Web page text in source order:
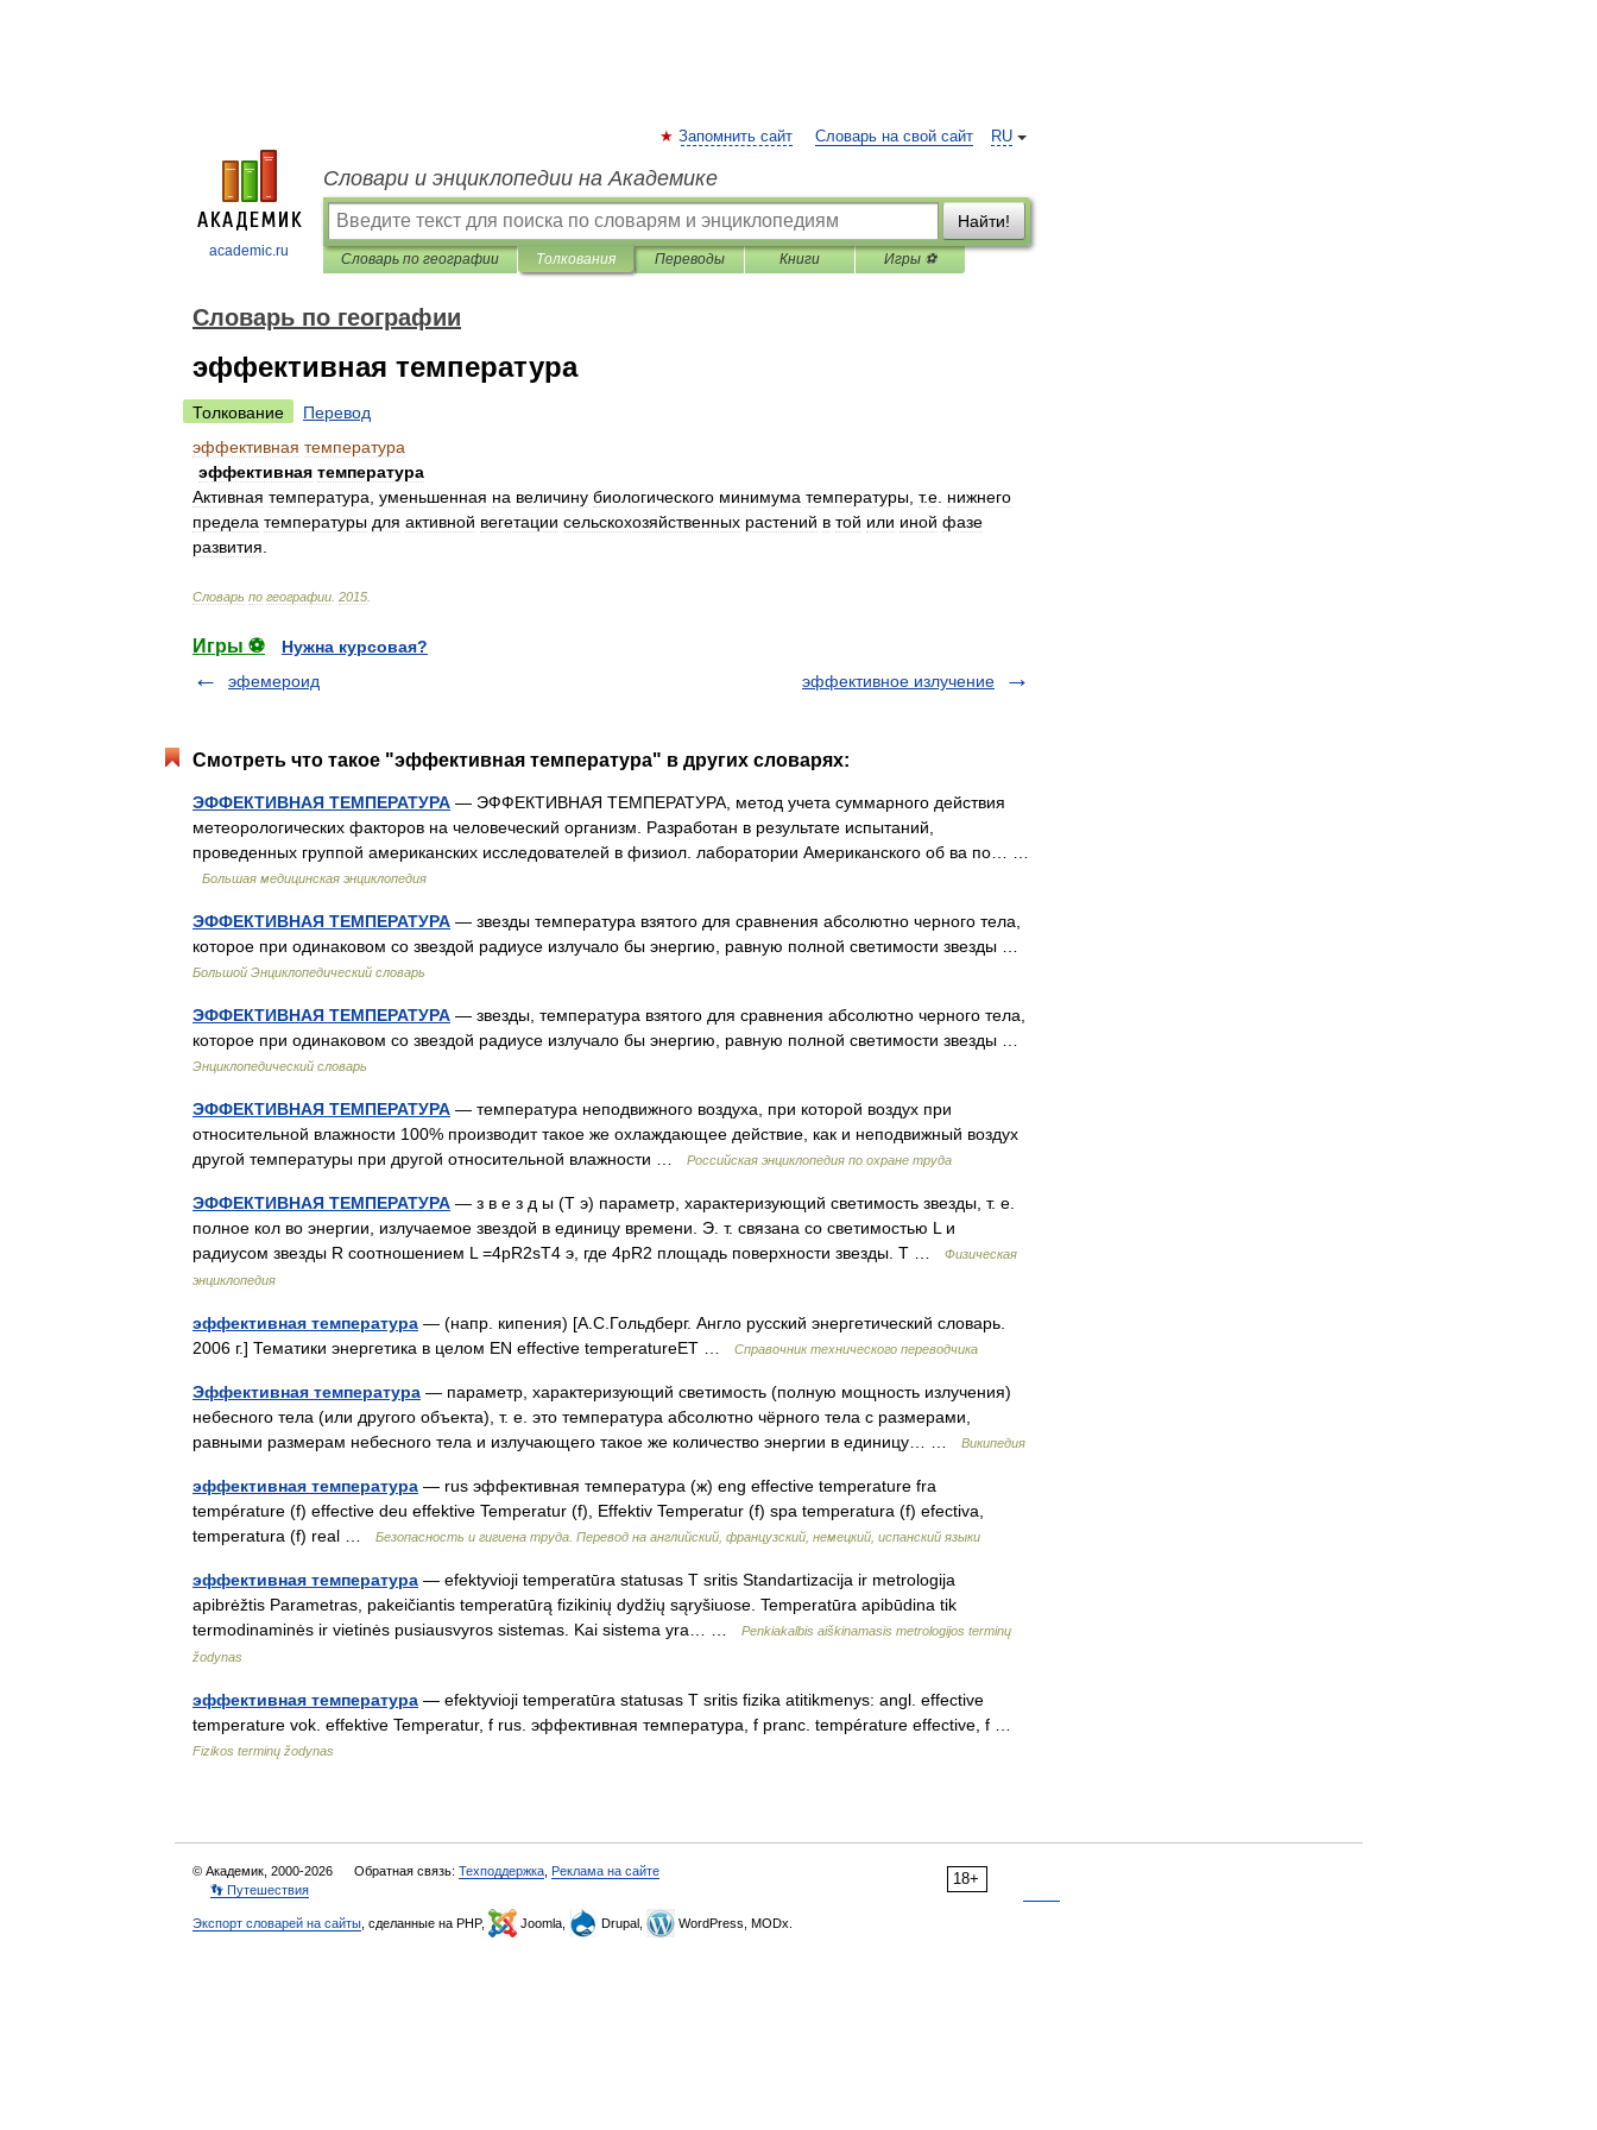
academic.ru
RU
Запомнить сайт Словарь на свой сайт
Словари и энциклопедии на Академике
Найти!
Словарь по географии Толкования Переводы Книги Игры ⚽
Словарь по географии
эффективная температура
Толкование
Перевод
эффективная температура
эффективная температура
Активная температура уменьшенная на величину биологического минимума температуры т.е нижнего
предела температуры для активной вегетации сельскохозяйственных растений в той или иной фазе
развития
Словарь по географии 2015
Игры ⚽
Нужна курсовая?
эфемероид
эффективное излучение
Смотреть что такое "эффективная температура" в других словарях:
ЭФФЕКТИВНАЯ ТЕМПЕРАТУРА — ЭФФЕКТИВНАЯ ТЕМПЕРАТУРА, метод учета суммарного действия
метеорологических факторов на человеческий организм. Разработан в результате испытаний,
проведенных группой американских исследователей в физиол. лаборатории Американского об ва по… …
Большая медицинская энциклопедия
ЭФФЕКТИВНАЯ ТЕМПЕРАТУРА — звезды температура взятого для сравнения абсолютно черного тела,
которое при одинаковом со звездой радиусе излучало бы энергию, равную полной светимости звезды …
Большой Энциклопедический словарь
ЭФФЕКТИВНАЯ ТЕМПЕРАТУРА — звезды, температура взятого для сравнения абсолютно черного тела,
которое при одинаковом со звездой радиусе излучало бы энергию, равную полной светимости звезды …
Энциклопедический словарь
ЭФФЕКТИВНАЯ ТЕМПЕРАТУРА — температура неподвижного воздуха, при которой воздух при
относительной влажности 100% производит такое же охлаждающее действие, как и неподвижный воздух
другой температуры при другой относительной влажности …
Российская энциклопедия по охране труда
ЭФФЕКТИВНАЯ ТЕМПЕРАТУРА — з в е з д ы (T э) параметр, характеризующий светимость звезды, т. е.
полное кол во энергии, излучаемое звездой в единицу времени. Э. т. связана со светимостью L и
радиусом звезды R соотношением L =4pR2sT4 э, где 4pR2 площадь поверхности звезды. Т …
Физическая
энциклопедия
эффективная температура — (напр. кипения) [А.С.Гольдберг. Англо русский энергетический словарь.
2006 г.] Тематики энергетика в целом EN effective temperatureET …
Справочник технического переводчика
Эффективная температура — параметр, характеризующий светимость (полную мощность излучения)
небесного тела (или другого объекта), т. е. это температура абсолютно чёрного тела с размерами,
равными размерам небесного тела и излучающего такое же количество энергии в единицу… …
Википедия
эффективная температура — rus эффективная температура (ж) eng effective temperature fra
température (f) effective deu effektive Temperatur (f), Effektiv Temperatur (f) spa temperatura (f) efectiva,
temperatura (f) real …
Безопасность и гигиена труда. Перевод на английский, французский, немецкий, испанский языки
эффективная температура — efektyvioji temperatūra statusas T sritis Standartizacija ir metrologija
apibrėžtis Parametras, pakeičiantis temperatūrą fizikinių dydžių sąryšiuose. Temperatūra apibūdina tik
termodinaminės ir vietinės pusiausvyros sistemas. Kai sistema yra… …
Penkiakalbis aiškinamasis metrologijos terminų
žodynas
эффективная температура — efektyvioji temperatūra statusas T sritis fizika atitikmenys: angl. effective
temperature vok. effektive Temperatur, f rus. эффективная температура, f pranc. température effective, f …
Fizikos terminų žodynas
18+
© Академик, 2000-2026 Обратная связь: Техподдержка Реклама на сайте
👣 Путешествия
Экспорт словарей на сайты , сделанные на PHP, Joomla, Drupal, WordPress, MODx.